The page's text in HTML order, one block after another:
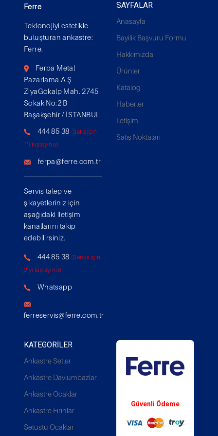
Ferre
Teklonojiyi estetikle
buluşturan ankastre:
Ferre.
Ferpa Metal
Pazarlama A.Ş
ZiyaGökalp Mah. 2745
Sokak No:2 B
Başakşehir / İSTANBUL
444 85 38 (Satış için
1'i tuşlayınız)
ferpa@ferre.com.tr
Servis talep ve
şikayetleriniz için
aşağıdaki iletişim
kanallarını takip
edebilirsiniz.
444 85 38 (Servis için
2'yi tuşlayınız)
Whatsapp
ferreservis@ferre.com.tr
SAYFALAR
Anasayfa
Bayilik Başvuru Formu
Hakkımızda
Ürünler
Katalog
Haberler
İletişim
Satış Noktaları
KATEGORILER
Ankastre Setler
Ankastre Davlumbazlar
Ankastre Ocaklar
Ankastre Fırınlar
Setüstü Ocaklar
Güvenli Ödeme